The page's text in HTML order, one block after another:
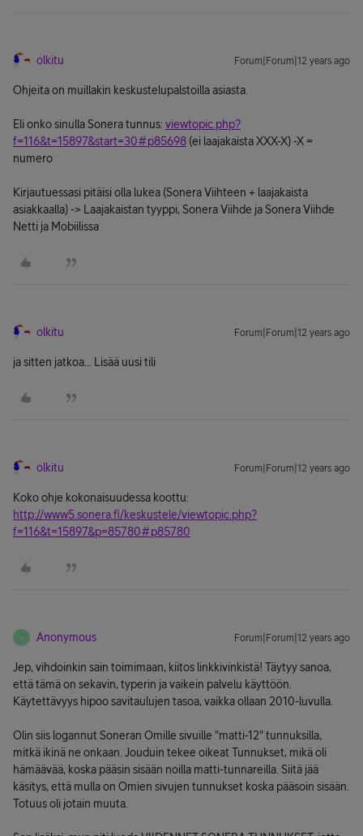
olkitu Forum|Forum|12 years ago
Ohjeita on muillakin keskustelupalstoilla asiasta.
Eli onko sinulla Sonera tunnus: viewtopic.php?
f=116&t=15897&start=30#p85698 (ei laajakaista XXX-X) -X =
numero
Kirjautuessasi pitäisi olla lukea (Sonera Viihteen + laajakaista
asiakkaalla) -> Laajakaistan tyyppi, Sonera Viihde ja Sonera Viihde
Netti ja Mobiilissa
olkitu Forum|Forum|12 years ago
ja sitten jatkoa... Lisää uusi tili
olkitu Forum|Forum|12 years ago
Koko ohje kokonaisuudessa koottu:
http://www5.sonera.fi/keskustele/viewtopic.php?
f=116&t=15897&p=85780#p85780
A Anonymous Forum|Forum|12 years ago
Jep, vihdoinkin sain toimimaan, kiitos linkkivinkistä! Täytyy sanoa,
että tämä on sekavin, typerin ja vaikein palvelu käyttöön.
Käytettävyys hipoo savitaulujen tasoa, vaikka ollaan 2010-luvulla.
Olin siis logannut Soneran Omille sivuille "matti-12" tunnuksilla,
mitkä ikinä ne onkaan. Jouduin tekee oikeat Tunnukset, mikä oli
hämäävää, koska pääsin sisään noilla matti-tunnareilla. Siitä jää
käsitys, että mulla on Omien sivujen tunnukset koska pääsoin sisään.
Totuus oli jotain muuta.